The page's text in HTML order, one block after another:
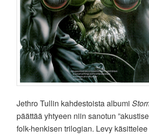
Jethro Tullin kahdestoista albumi
päättää yhtyeen niin sanotun
folk-henkisen trilogian. Levy